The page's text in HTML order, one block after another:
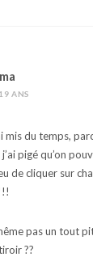
ANS
mis du temps,
pigé qu’on
de cliquer sur
pas un tout
??